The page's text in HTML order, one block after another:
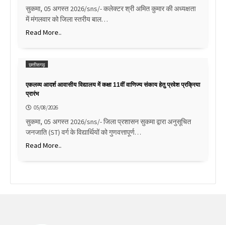
सुकमा, 05 अगस्त 2026/sns/- कलेक्टर श्री अमित कुमार की अध्यक्षता
में मंगलवार को जिला स्तरीय बाल…
Read More..
छत्तीसगढ़
एकलव्य आदर्श आवासीय विद्यालय में कक्षा 11वीं वाणिज्य संकाय हेतु प्रवेश प्रक्रिया
प्रारंभ
05/08/2026
सुकमा, 05 अगस्त 2026/sns/- जिला प्रशासन सुकमा द्वारा अनुसूचित
जनजाति (ST) वर्ग के विद्यार्थियों को गुणवत्तापूर्ण…
Read More..